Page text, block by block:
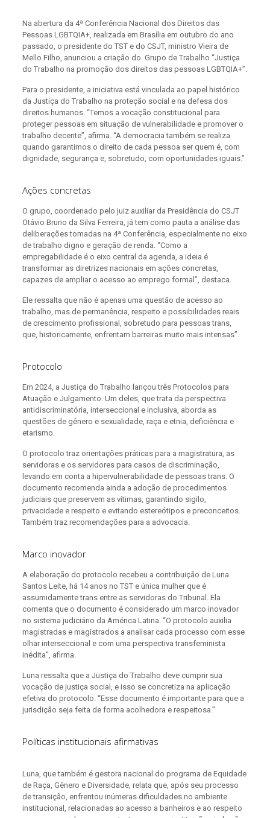
Na abertura da 4ª Conferência Nacional dos Direitos das
Pessoas LGBTQIA+, realizada em Brasília em outubro do ano
passado, o presidente do TST e do CSJT, ministro Vieira de
Mello Filho, anunciou a criação do Grupo de Trabalho “Justiça
do Trabalho na promoção dos direitos das pessoas LGBTQIA+”.
Para o presidente, a iniciativa está vinculada ao papel histórico
da Justiça do Trabalho na proteção social e na defesa dos
direitos humanos. “Temos a vocação constitucional para
proteger pessoas em situação de vulnerabilidade e promover o
trabalho decente”, afirma. “A democracia também se realiza
quando garantimos o direito de cada pessoa ser quem é, com
dignidade, segurança e, sobretudo, com oportunidades iguais.”
Ações concretas
O grupo, coordenado pelo juiz auxiliar da Presidência do CSJT
Otávio Bruno da Silva Ferreira, já tem como pauta a análise das
deliberações tomadas na 4ª Conferência, especialmente no eixo
de trabalho digno e geração de renda. “Como a
empregabilidade é o eixo central da agenda, a ideia é
transformar as diretrizes nacionais em ações concretas,
capazes de ampliar o acesso ao emprego formal”, destaca.
Ele ressalta que não é apenas uma questão de acesso ao
trabalho, mas de permanência, respeito e possibilidades reais
de crescimento profissional, sobretudo para pessoas trans,
que, historicamente, enfrentam barreiras muito mais intensas”.
Protocolo
Em 2024, a Justiça do Trabalho lançou três Protocolos para
Atuação e Julgamento. Um deles, que trata da perspectiva
antidiscriminatória, interseccional e inclusiva, aborda as
questões de gênero e sexualidade, raça e etnia, deficiência e
etarismo.
O protocolo traz orientações práticas para a magistratura, as
servidoras e os servidores para casos de discriminação,
levando em conta a hipervulnerabilidade de pessoas trans. O
documento recomenda ainda a adoção de procedimentos
judiciais que preservem as vítimas, garantindo sigilo,
privacidade e respeito e evitando estereótipos e preconceitos.
Também traz recomendações para a advocacia.
Marco inovador
A elaboração do protocolo recebeu a contribuição de Luna
Santos Leite, há 14 anos no TST e única mulher que é
assumidamente trans entre as servidoras do Tribunal. Ela
comenta que o documento é considerado um marco inovador
no sistema judiciário da América Latina. “O protocolo auxilia
magistradas e magistrados a analisar cada processo com esse
olhar interseccional e com uma perspectiva transfeminista
inédita”, afirma.
Luna ressalta que a Justiça do Trabalho deve cumprir sua
vocação de justiça social, e isso se concretiza na aplicação
efetiva do protocolo. “Esse documento é importante para que a
jurisdição seja feita de forma acolhedora e respeitosa.”
Políticas institucionais afirmativas
Luna, que também é gestora nacional do programa de Equidade
de Raça, Gênero e Diversidade, relata que, após seu processo
de transição, enfrentou inúmeras dificuldades no ambiente
institucional, relacionadas ao acesso a banheiros e ao respeito